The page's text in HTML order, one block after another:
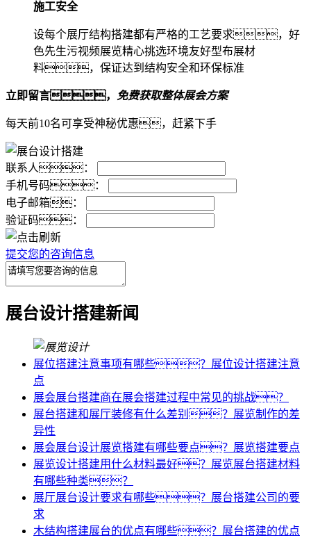
施工安全
设每个展厅结构搭建都有严格的工艺要求，好
色先生污视频展览精心挑选环境友好型布展材
料，保证达到结构安全和环保标准
立即留言， 免费获取整体展会方案
每天前10名可享受神秘优惠，赶紧下手
联系人：
手机号码：
电子邮箱：
验证码：
提交您的咨询信息
展台设计搭建新闻
展位搭建注意事项有哪些？展位设计搭建注意
点
展会展台搭建商在展会搭建过程中常见的挑战？
展台搭建和展厅装修有什么差别？展览制作的差
异性
展会展台设计展览搭建有哪些要点？展览搭建要点
展览设计搭建用什么材料最好？展览展台搭建材料
有哪些种类？
展厅展台设计要求有哪些？展台搭建公司的要
求
木结构搭建展台的优点有哪些？展台搭建的优点